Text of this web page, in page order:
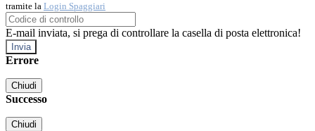
tramite la Login Spaggiari
E-mail inviata, si prega di controllare la casella di posta elettronica!
Errore
Chiudi
Successo
Chiudi